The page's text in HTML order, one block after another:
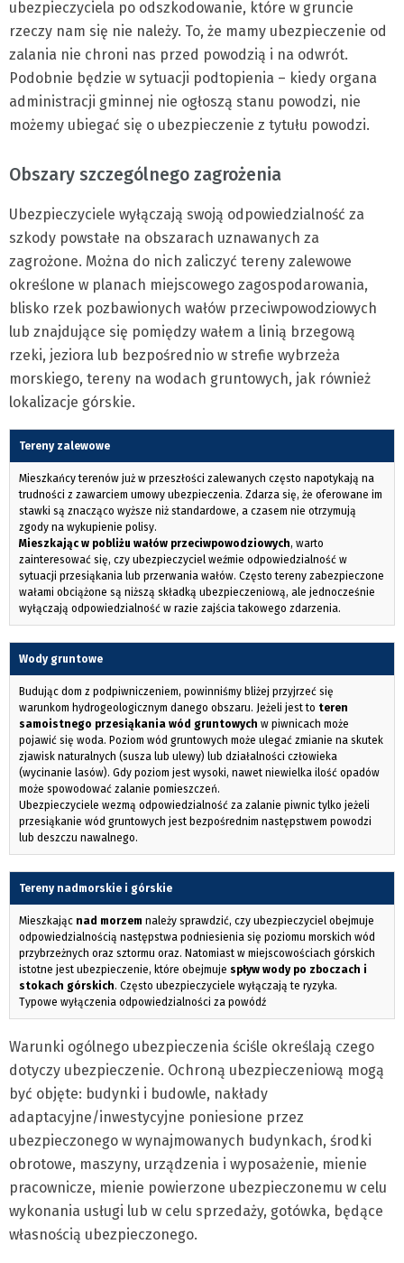
ubezpieczyciela po odszkodowanie, które w gruncie
rzeczy nam się nie należy. To, że mamy ubezpieczenie od
zalania nie chroni nas przed powodzią i na odwrót.
Podobnie będzie w sytuacji podtopienia – kiedy organa
administracji gminnej nie ogłoszą stanu powodzi, nie
możemy ubiegać się o ubezpieczenie z tytułu powodzi.
Obszary szczególnego zagrożenia
Ubezpieczyciele wyłączają swoją odpowiedzialność za
szkody powstałe na obszarach uznawanych za
zagrożone. Można do nich zaliczyć tereny zalewowe
określone w planach miejscowego zagospodarowania,
blisko rzek pozbawionych wałów przeciwpowodziowych
lub znajdujące się pomiędzy wałem a linią brzegową
rzeki, jeziora lub bezpośrednio w strefie wybrzeża
morskiego, tereny na wodach gruntowych, jak również
lokalizacje górskie.
Tereny zalewowe
Mieszkańcy terenów już w przeszłości zalewanych często napotykają na
trudności z zawarciem umowy ubezpieczenia. Zdarza się, że oferowane im
stawki są znacząco wyższe niż standardowe, a czasem nie otrzymują
zgody na wykupienie polisy.
Mieszkając w pobliżu wałów przeciwpowodziowych, warto
zainteresować się, czy ubezpieczyciel weźmie odpowiedzialność w
sytuacji przesiąkania lub przerwania wałów. Często tereny zabezpieczone
wałami obciążone są niższą składką ubezpieczeniową, ale jednocześnie
wyłączają odpowiedzialność w razie zajścia takowego zdarzenia.
Wody gruntowe
Budując dom z podpiwniczeniem, powinniśmy bliżej przyjrzeć się
warunkom hydrogeologicznym danego obszaru. Jeżeli jest to teren
samoistnego przesiąkania wód gruntowych w piwnicach może
pojawić się woda. Poziom wód gruntowych może ulegać zmianie na skutek
zjawisk naturalnych (susza lub ulewy) lub działalności człowieka
(wycinanie lasów). Gdy poziom jest wysoki, nawet niewielka ilość opadów
może spowodować zalanie pomieszczeń.
Ubezpieczyciele wezmą odpowiedzialność za zalanie piwnic tylko jeżeli
przesiąkanie wód gruntowych jest bezpośrednim następstwem powodzi
lub deszczu nawalnego.
Tereny nadmorskie i górskie
Mieszkając nad morzem należy sprawdzić, czy ubezpieczyciel obejmuje
odpowiedzialnością następstwa podniesienia się poziomu morskich wód
przybrzeżnych oraz sztormu oraz. Natomiast w miejscowościach górskich
istotne jest ubezpieczenie, które obejmuje spływ wody po zboczach i
stokach górskich. Często ubezpieczyciele wyłączają te ryzyka.
Typowe wyłączenia odpowiedzialności za powódź
Warunki ogólnego ubezpieczenia ściśle określają czego
dotyczy ubezpieczenie. Ochroną ubezpieczeniową mogą
być objęte: budynki i budowle, nakłady
adaptacyjne/inwestycyjne poniesione przez
ubezpieczonego w wynajmowanych budynkach, środki
obrotowe, maszyny, urządzenia i wyposażenie, mienie
pracownicze, mienie powierzone ubezpieczonemu w celu
wykonania usługi lub w celu sprzedaży, gotówka, będące
własnością ubezpieczonego.